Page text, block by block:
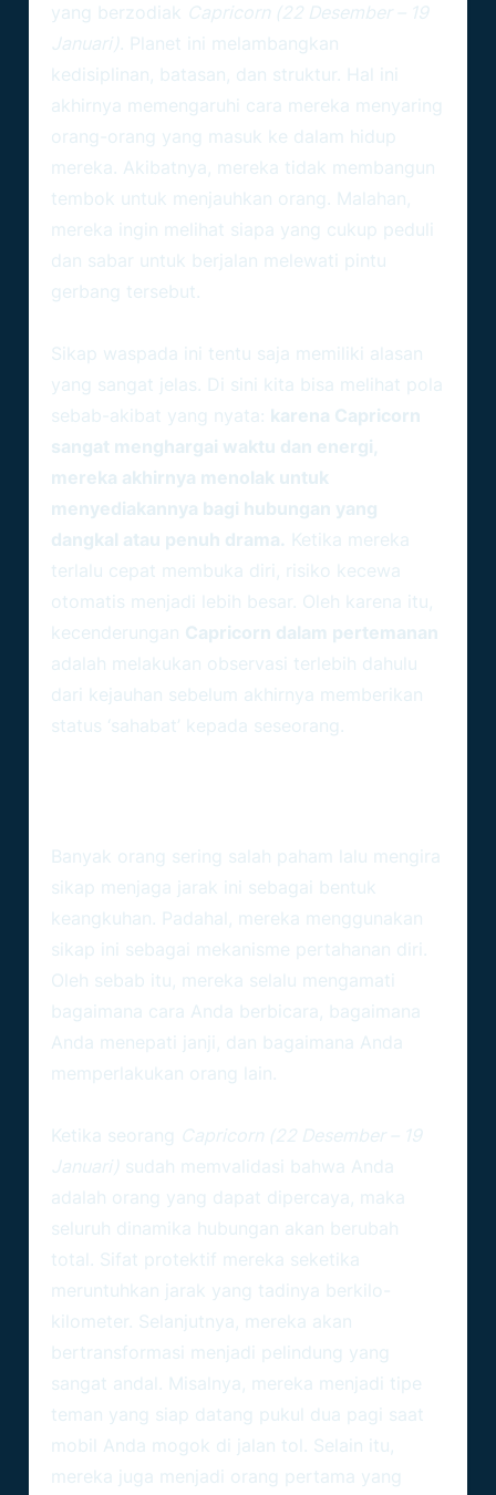
yang berzodiak Capricorn (22 Desember – 19
Januari). Planet ini melambangkan
kedisiplinan, batasan, dan struktur. Hal ini
akhirnya memengaruhi cara mereka menyaring
orang-orang yang masuk ke dalam hidup
mereka. Akibatnya, mereka tidak membangun
tembok untuk menjauhkan orang. Malahan,
mereka ingin melihat siapa yang cukup peduli
dan sabar untuk berjalan melewati pintu
gerbang tersebut.
Sikap waspada ini tentu saja memiliki alasan
yang sangat jelas. Di sini kita bisa melihat pola
sebab-akibat yang nyata: karena Capricorn
sangat menghargai waktu dan energi,
mereka akhirnya menolak untuk
menyediakannya bagi hubungan yang
dangkal atau penuh drama. Ketika mereka
terlalu cepat membuka diri, risiko kecewa
otomatis menjadi lebih besar. Oleh karena itu,
kecenderungan Capricorn dalam pertemanan
adalah melakukan observasi terlebih dahulu
dari kejauhan sebelum akhirnya memberikan
status ‘sahabat’ kepada seseorang.
Banyak orang sering salah paham lalu mengira
sikap menjaga jarak ini sebagai bentuk
keangkuhan. Padahal, mereka menggunakan
sikap ini sebagai mekanisme pertahanan diri.
Oleh sebab itu, mereka selalu mengamati
bagaimana cara Anda berbicara, bagaimana
Anda menepati janji, dan bagaimana Anda
memperlakukan orang lain.
Ketika seorang Capricorn (22 Desember – 19
Januari) sudah memvalidasi bahwa Anda
adalah orang yang dapat dipercaya, maka
seluruh dinamika hubungan akan berubah
total. Sifat protektif mereka seketika
meruntuhkan jarak yang tadinya berkilo-
kilometer. Selanjutnya, mereka akan
bertransformasi menjadi pelindung yang
sangat andal. Misalnya, mereka menjadi tipe
teman yang siap datang pukul dua pagi saat
mobil Anda mogok di jalan tol. Selain itu,
mereka juga menjadi orang pertama yang